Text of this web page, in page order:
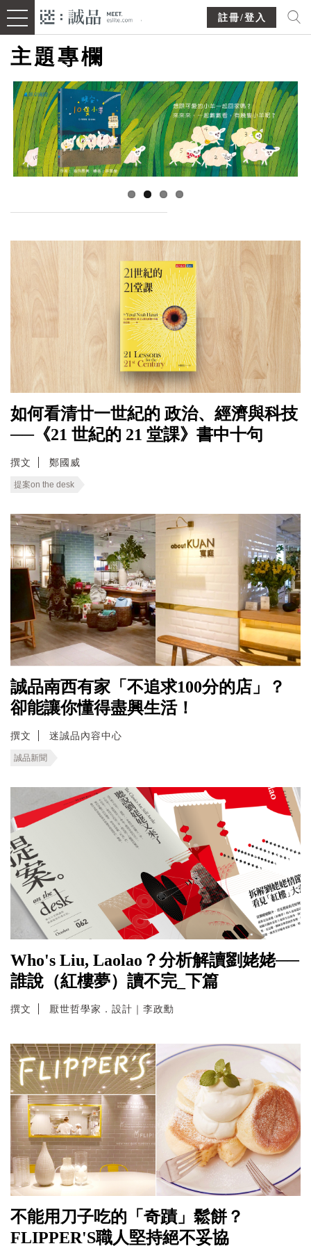
註冊/登入
主題專欄
如何看清廿一世紀的 政治、經濟與科技
──《21 世紀的 21 堂課》書中十句
撰文 鄭國威
提案on the desk
誠品南西有家「不追求100分的店」？
卻能讓你懂得盡興生活！
撰文 迷誠品內容中心
誠品新聞
Who's Liu, Laolao？分析解讀劉姥姥──
誰說（紅樓夢）讀不完_下篇
撰文 厭世哲學家．設計｜李政勳
不能用刀子吃的「奇蹟」鬆餅？
FLIPPER'S職人堅持絕不妥協